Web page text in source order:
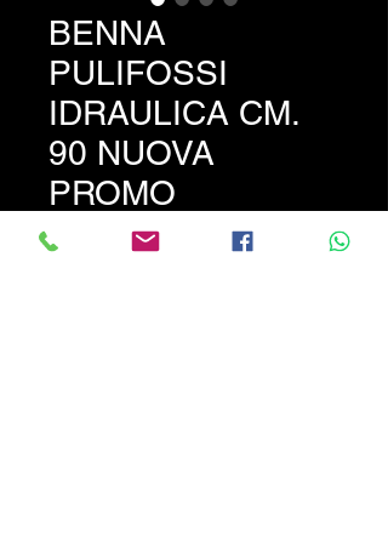
BENNA
PULIFOSSI
IDRAULICA CM.
90 NUOVA
PROMO
Prezzo